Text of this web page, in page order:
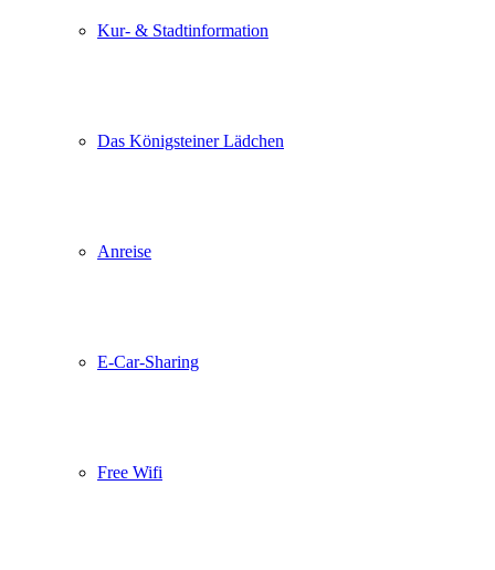
Kur- & Stadtinformation
Das Königsteiner Lädchen
Anreise
E-Car-Sharing
Free Wifi